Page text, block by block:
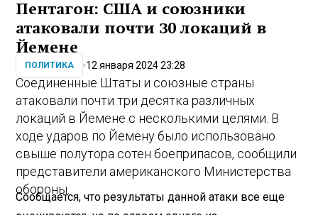
Пентагон: США и союзники
атаковали почти 30 локаций в
Йемене
ПОЛИТИКА 12 января 2024 23:28
Соединенные Штаты и союзные страны
атаковали почти три десятка различных
локаций в Йемене с несколькими целями. В
ходе ударов по Йемену было использовано
свыше полутора сотен боеприпасов, сообщили
представители американского Министерства
обороны.
Сообщается, что результаты данной атаки все еще